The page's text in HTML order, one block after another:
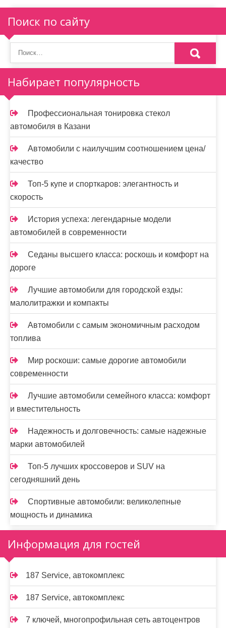
Поиск по сайту
Набирает популярность
Профессиональная тонировка стекол
автомобиля в Казани
Автомобили с наилучшим соотношением цена/
качество
Топ-5 купе и спорткаров: элегантность и
скорость
История успеха: легендарные модели
автомобилей в современности
Седаны высшего класса: роскошь и комфорт на
дороге
Лучшие автомобили для городской езды:
малолитражки и компакты
Автомобили с самым экономичным расходом
топлива
Мир роскоши: самые дорогие автомобили
современности
Лучшие автомобили семейного класса: комфорт
и вместительность
Надежность и долговечность: самые надежные
марки автомобилей
Топ-5 лучших кроссоверов и SUV на
сегодняшний день
Спортивные автомобили: великолепные
мощность и динамика
Информация для гостей
187 Service, автокомплекс
187 Service, автокомплекс
7 ключей, многопрофильная сеть автоцентров